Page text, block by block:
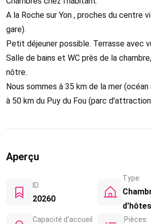
A la Roche sur Yon , proches du centre
gare).
Petit déjeuner possible. Terrasse avec
Salle de bains et WC près de la
nôtre.
Nous sommes à 35 km de la mer
à 50 km du Puy du Fou (parc
Aperçu
ID:
20260
Type:
d'hôtes
Capacité d'accueil Pièces: